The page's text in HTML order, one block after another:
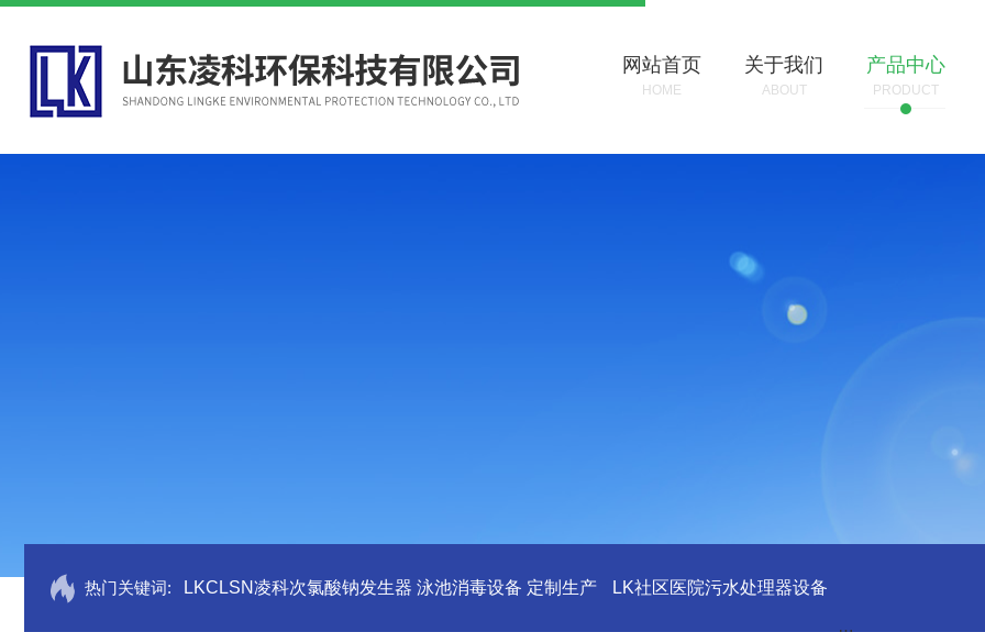
网站首页
HOME
关于我们
ABOUT
产品中心
PRODUCT
热门关键词: LKCLSN凌科次氯酸钠发生器 泳池消毒设备 定制生产 LK社区医院污水处理器设备